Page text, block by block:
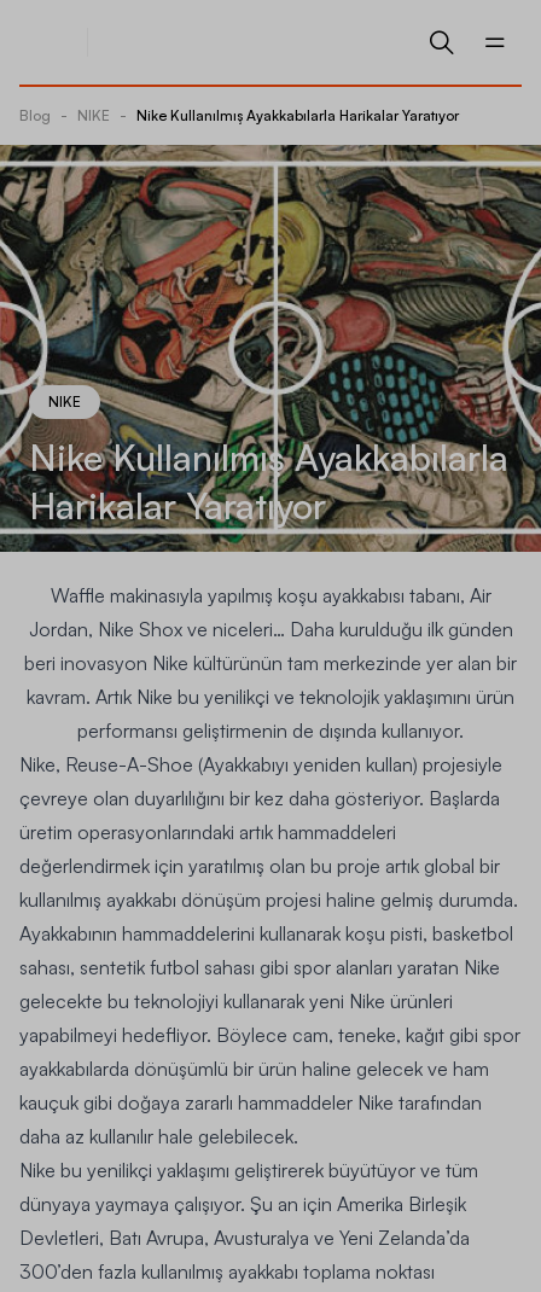
Blog - NIKE - Nike Kullanılmış Ayakkabılarla Harikalar Yaratıyor
NIKE
Nike Kullanılmış Ayakkabılarla
Harikalar Yaratıyor
Waffle makinasıyla yapılmış koşu ayakkabısı tabanı, Air
Jordan, Nike Shoxve niceleri… Daha kurulduğu ilk günden
beri inovasyon Nike kültürünün tam merkezinde yer alan bir
kavram. Artık Nike bu yenilikçi ve teknolojik yaklaşımını ürün
performansı geliştirmenin de dışında kullanıyor.
Nike, Reuse-A-Shoe (Ayakkabıyı yeniden kullan) projesiyle
çevreye olan duyarlılığını bir kez daha gösteriyor. Başlarda
üretim operasyonlarındaki artık hammaddeleri
değerlendirmek için yaratılmış olan bu proje artık global bir
kullanılmış ayakkabı dönüşüm projesi haline gelmiş durumda.
Ayakkabının hammaddelerini kullanarak koşu pisti, basketbol
sahası, sentetik futbol sahası gibi spor alanları yaratan Nike
gelecekte bu teknolojiyi kullanarak yeni Nike ürünleri
yapabilmeyi hedefliyor. Böylece cam, teneke, kağıt gibi spor
ayakkabılarda dönüşümlü bir ürün haline gelecek ve ham
kauçuk gibi doğaya zararlı hammaddeler Nike tarafından
daha az kullanılır hale gelebilecek.
Nike bu yenilikçi yaklaşımı geliştirerek büyütüyor ve tüm
dünyaya yaymaya çalışıyor. Şu an için Amerika Birleşik
Devletleri, Batı Avrupa, Avusturalya ve Yeni Zelanda’da
300’den fazla kullanılmış ayakkabı toplama noktası